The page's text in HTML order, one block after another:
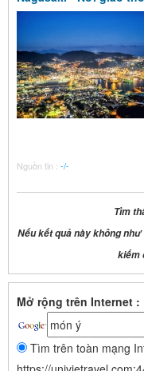
Nguồn tin : -/-
Tìm
Nếu kết quả này không
kiếm
Mở rộng trên Internet :
Tìm trên toàn mạng